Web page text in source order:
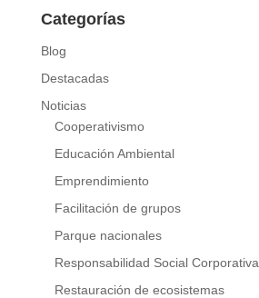
Categorías
Blog
Destacadas
Noticias
Cooperativismo
Educación Ambiental
Emprendimiento
Facilitación de grupos
Parque nacionales
Responsabilidad Social Corporativa
Restauración de ecosistemas